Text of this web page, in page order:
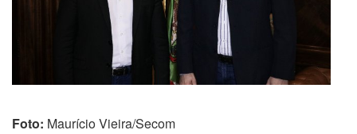
Foto: Maurício Vieira/Secom